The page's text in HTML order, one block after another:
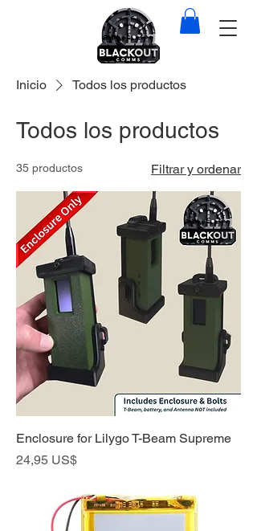
Inicio Todos los productos
Todos los productos
35 productos Filtrar y ordenar
Enclosure for Lilygo T-Beam Supreme
Precio
24,95 US$